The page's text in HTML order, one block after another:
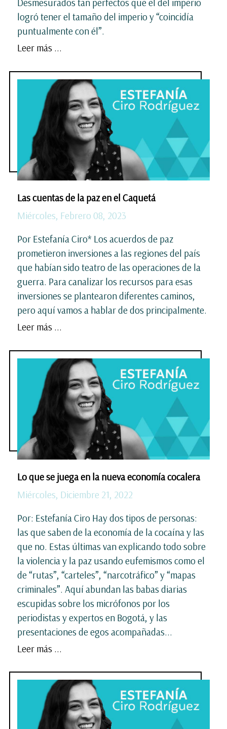
Desmesurados tan perfectos que el del imperio
logró tener el tamaño del imperio y “coincidía
puntualmente con él”.
Leer más ...
Las cuentas de la paz en el Caquetá
Miércoles, Febrero 08, 2023
Por Estefanía Ciro* Los acuerdos de paz
prometieron inversiones a las regiones del país
que habían sido teatro de las operaciones de la
guerra. Para canalizar los recursos para esas
inversiones se plantearon diferentes caminos,
pero aquí vamos a hablar de dos principalmente.
Leer más ...
Lo que se juega en la nueva economía cocalera
Miércoles, Diciembre 21, 2022
Por: Estefanía Ciro Hay dos tipos de personas:
las que saben de la economía de la cocaína y las
que no. Estas últimas van explicando todo sobre
la violencia y la paz usando eufemismos como el
de “rutas”, “carteles”, “narcotráfico” y “mapas
criminales”. Aquí abundan las babas diarias
escupidas sobre los micrófonos por los
periodistas y expertos en Bogotá, y las
presentaciones de egos acompañadas...
Leer más ...